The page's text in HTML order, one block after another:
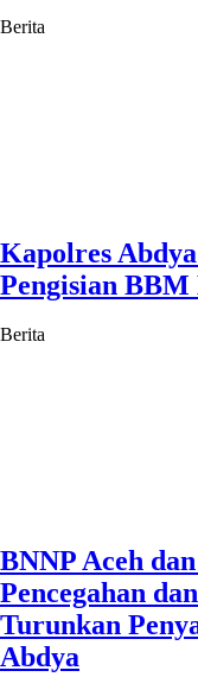
Berita
Kapolres
Pengisian BBM
Berita
BNNP Aceh
Pencegahan
Turunkan
Abdya